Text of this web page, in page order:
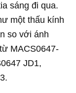
sáng đi qua.
một thấu kính
so với ánh
MACS0647-
JD1,